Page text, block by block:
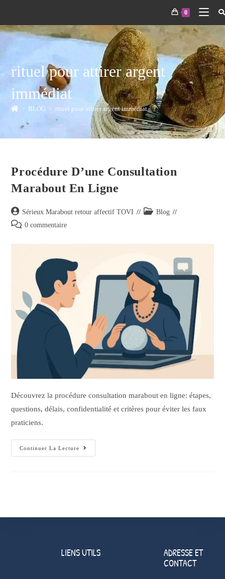
0
rituel pour attirer argent
immédiat
> BLOG > rituel pour attirer argent immédiat
Procédure D’une Consultation
Marabout En Ligne
Sérieux Marabout retour affectif TOVI
Blog
0 commentaire
Découvrez la procédure consultation marabout en ligne: étapes,
questions, délais, confidentialité et critères pour éviter les faux
praticiens.
Continuer La Lecture
LIENS UTILS
ADRESSE ET
CONTACT